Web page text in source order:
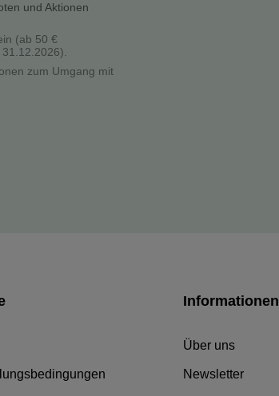
und Aktionen
(ab 50 €
zum Umgang mit
Informationen
Über uns
Newsletter